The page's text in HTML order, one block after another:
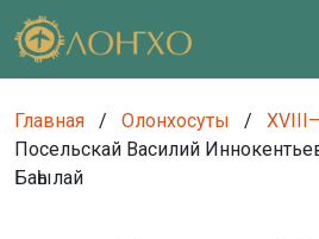
Главная / Олонхосуты /
Посельскай Василий
Баһылай